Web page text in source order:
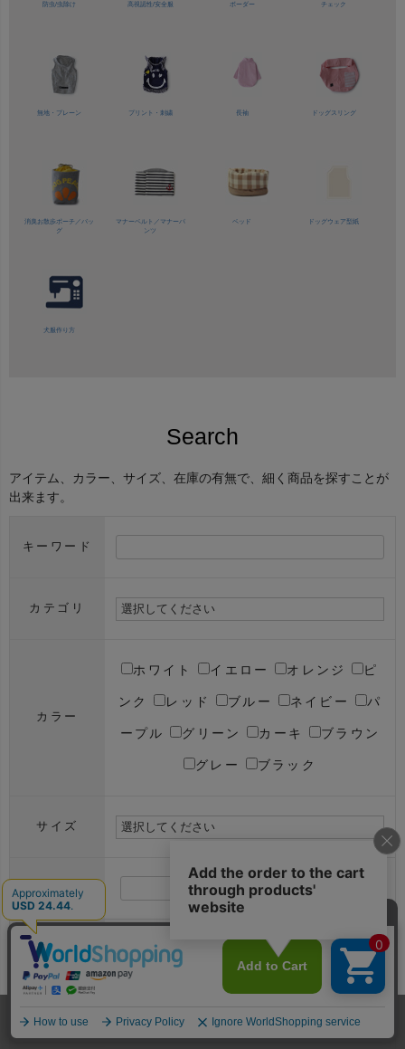
防虫/虫除け 高視認性/安全服 ボーダー チェック
無地・プレーン プリント・刺繍 長袖 ドッグスリング
消臭お散歩ポーチ／バッ
グ
マナーベルト／ マナーパ
ンツ
ベッド ドッグウェア型紙
犬服作り方
Search
アイテム、カラー、サイズ、在庫の有無で、細く商品を探すことが
出来ます。
キーワード
カテゴリ
カラー
ホワイト イエロー オレンジ ピ
ンク レッド ブルー ネイビー パ
ープル グリーン カーキ ブラウン
グレー ブラック
サイズ
価格 円～
在庫状況 在庫ありのみ表示 在庫切れも表示